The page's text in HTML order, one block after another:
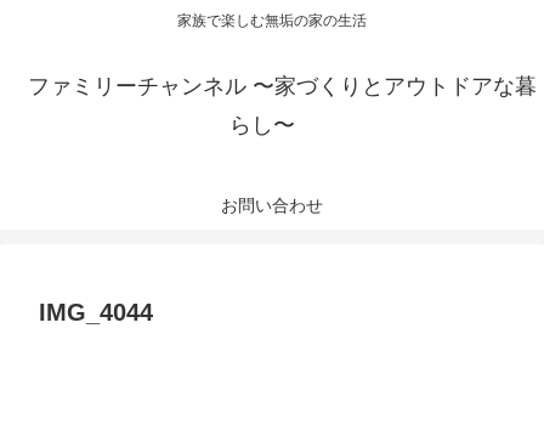
家族で楽しむ無垢の家の生活
ファミリーチャンネル 〜家づくりとアウトドアな暮
らし〜
お問い合わせ
IMG_4044